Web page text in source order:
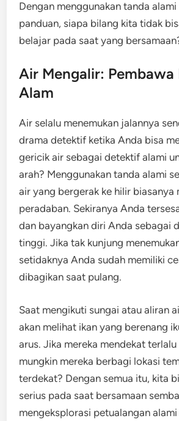
Dengan menggunakan tanda
panduan, siapa bilang kita tidak
belajar pada saat yang
Air Mengalir: Pembawa
Alam
Air selalu menemukan jalannya
drama detektif ketika Anda bisa
gericik air sebagai detektif alami
arah? Menggunakan tanda alami
air yang bergerak ke hilir biasanya
peradaban. Sekiranya Anda
dan bayangkan diri Anda sebagai
tinggi. Jika tak kunjung
setidaknya Anda sudah memiliki
dibagikan saat pulang.
Saat mengikuti sungai atau aliran
akan melihat ikan yang berenang
arus. Jika mereka mendekat terlalu
mungkin mereka berbagi lokasi
terdekat? Dengan semua itu, kita
serius pada saat bersamaan
mengeksplorasi petualangan alami